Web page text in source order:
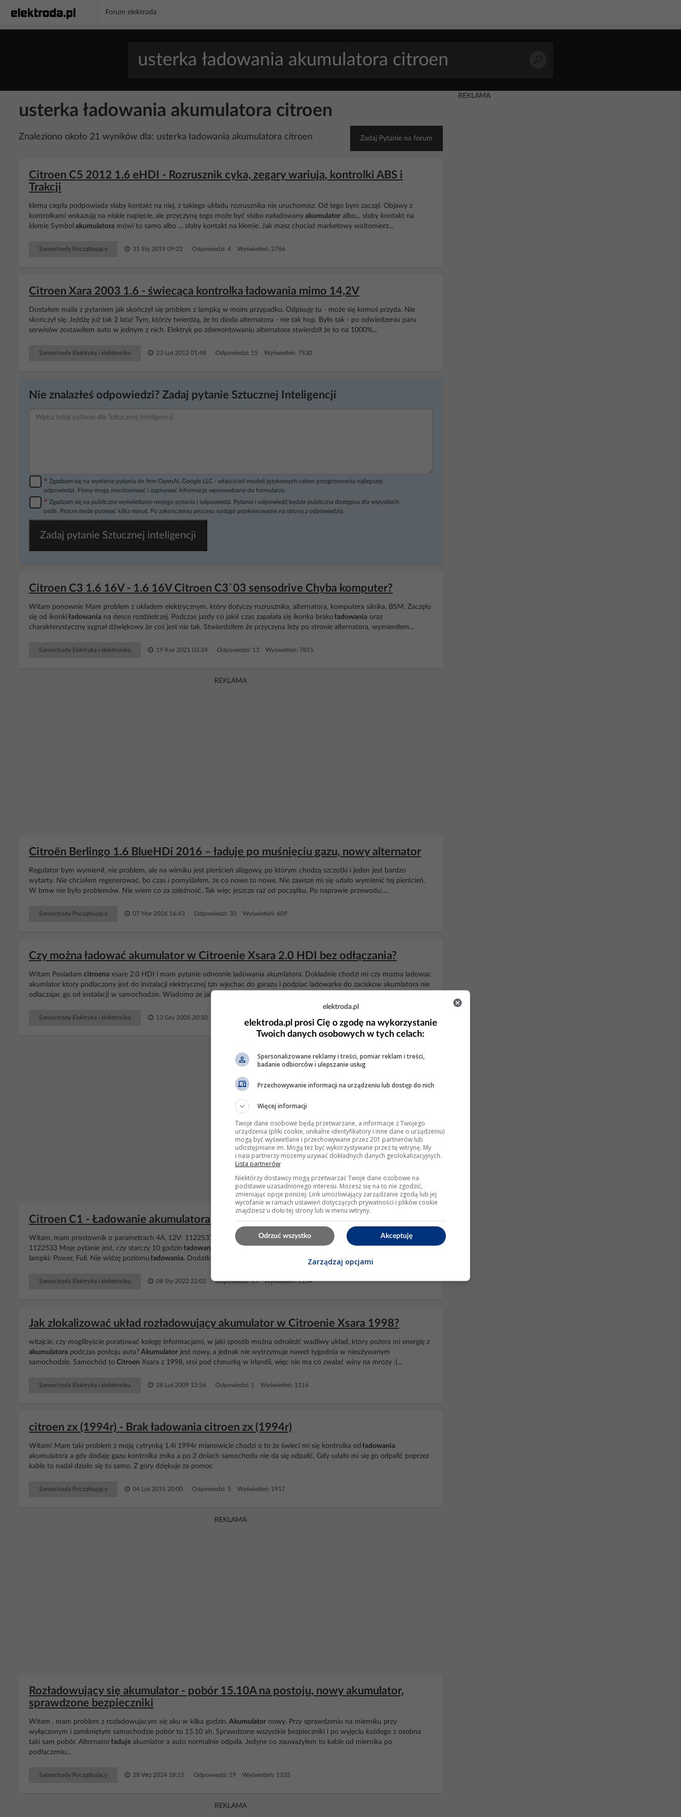
Forum elektroda
usterka ładowania akumulatora citroen
Znaleziono około 21 wyników dla: usterka ładowania akumulatora citroen Zadaj Pytanie na forum
Citroen C5 2012 1.6 eHDI - Rozrusznik cyka, zegary wariują, kontrolki ABS i
Trakcji
klema ciepła podpowiada słaby kontakt na niej, z takiego układu rozrusznika nie uruchomisz. Od tego bym zaczął. Objawy z
kontrolkami wskazują na niskie napięcie, ale przyczyną tego może być słabo naładowany akumulator albo... słaby kontakt na
klemie Symbol akumulatora mówi to samo albo ... słaby kontakt na klemie. Jak masz chociaż marketowy woltomierz...
Samochody Początkujący 31 Sty 2019 09:22 Odpowiedzi: 4 Wyświetleń: 2766
Citroen Xara 2003 1.6 - świecąca kontrolka ładowania mimo 14,2V
Dostałem maila z pytaniem jak skończył się problem z lampką w moim przypadku. Odpisuję tu - może się komuś przyda. Nie
skończył się. Jeżdżę już tak 2 lata! Tym, którzy twierdzą, że to dioda alternatora - nie tak hop. Było tak - po odwiedzeniu paru
serwisów zostawiłem auto w jednym z nich. Elektryk po zdemontowaniu alternatora stwierdził że to na 1000%...
Samochody Elektryka i elektronika 23 Lut 2012 01:48 Odpowiedzi: 15 Wyświetleń: 7530
Nie znalazłeś odpowiedzi? Zadaj pytanie Sztucznej Inteligencji
* Zgadzam się na wysłanie pytania do firm OpenAI, Google LLC - właścicieli modeli językowych celem przygotowania najlepszej
odpowiedzi. Firmy mogą monitorować i zapisywać informacje wprowadzane do formularza.
* Zgadzam się na publiczne wyświetlanie mojego pytania i odpowiedzi. Pytanie i odpowiedź będzie publiczna dostępna dla wszystkich
osób. Proces może potrwać kilka minut. Po zakończeniu procesu nastąpi przekierowanie na stronę z odpowiedzią.
Zadaj pytanie Sztucznej inteligencji
Citroen C3 1.6 16V - 1.6 16V Citroen C3`03 sensodrive Chyba komputer?
Witam ponownie Mam problem z układem elektrycznym, który dotyczy rozrusznika, alternatora, komputera silnika, BSM. Zaczęło
się od ikonki ładowania na desce rozdzielczej. Podczas jazdy co jakiś czas zapalała się ikonka braku ładowania oraz
charakterystyczny sygnał dźwiękowy że coś jest nie tak. Stwierdziłem że przyczyna leży po stronie alternatora, wymieniłem...
Samochody Elektryka i elektronika 19 Kwi 2021 03:24 Odpowiedzi: 13 Wyświetleń: 7815
REKLAMA
Citroën Berlingo 1.6 BlueHDi 2016 – ładuje po muśnięciu gazu, nowy alternator
Regulator bym wymienił, nie problem, ale na wirniku jest pierścień slizgowy, po którym chodzą szczotki i jeden jest bardzo
wytarty. Nie chciałem regenerować, bo czas i pomyślałem, że co nowe to nowe. Nie zawsze mi się udało wymienić tej pierścień.
W bmw nie było problemów. Nie wiem co za zależność. Tak więc jeszcze raz od początku. Po naprawie przewodu:...
Samochody Początkujący 07 Mar 2026 16:43 Odpowiedzi: 30 Wyświetleń: 609
Czy można ładować akumulator w Citroenie Xsara 2.0 HDI bez odłączania?
Witam Posiadam citroena xsare 2.0 HDI i mam pytanie odnosnie ladowania akumlatora. Dokladnie chodzi mi czy mozna ladowac
akumlator ktory podlaczony jest do instalacji elektrycznej tzn wjechac do garazu i podpiac ladowarke do zaciskow akumlatora nie
odlaczajac go od instalacji w samochodzie. Wiadomo ze jak go odlacze to i radio i pewnie zegar sie rozprogramuja....
Samochody Elektryka i elektronika 13 Gru 2005 20:50 Odpowiedzi: 6 Wyświetleń: 1631
Citroen C1 - Ładowanie akumulatora - jak długo powinienem ładować?
Witam, mam prostownik o parametrach 4A, 12V: 1122537 Akumulator
ma parametry 50Ah, 12V, 44A. Jak na zdjęciu poniżej:
1122533 Moje pytanie jest, czy starczy 10 godzin ładowania
lampki: Power, Full. Nie widzę poziomu ładowania. Dodatkowo dodam, że sprawdzałem w czwartek 30 grudnia napięcie...
Samochody Elektryka i elektronika 08 Sty 2022 22:02 Odpowiedzi: 15 Wyświetleń: 1134
Jak zlokalizować układ rozładowujący akumulator w Citroenie Xsara 1998?
witajcie, czy moglibyście poratować kolegę informacjami, w jaki sposób można odnaleźć wadliwy układ, który pożera mi energię z
akumulatora podczas postoju auta? Akumulator jest nowy, a jednak nie wytrzymuje nawet tygodnia w nieużywanym
samochodzie. Samochód to Citroen Xsara z 1998, stoi pod chmurką w Irlandii, więc nie ma co zwalać winy na mrozy :(...
Samochody Elektryka i elektronika 28 Lut 2009 13:56 Odpowiedzi: 1 Wyświetleń: 1116
citroen zx (1994r) - Brak ładowania citroen zx (1994r)
Witam! Mam taki problem z moją cytrynką 1,4i 1994r mianowicie chodzi o to że świeci mi się kontrolka od ładowania
akumulatora a gdy dodaję gazu kontrolka znika a po 2 dniach samochodu nie da się odpalić. Gdy udało mi się go odpalić poprzez
kable to nadal działo się to samo. Z góry dziękuje za pomoc
Samochody Początkujący 04 Lut 2015 20:00 Odpowiedzi: 5 Wyświetleń: 1917
REKLAMA
Rozładowujący się akumulator - pobór 15.10A na postoju, nowy akumulator,
sprawdzone bezpieczniki
Witam , mam problem z rozladowujacym się aku w kilka godzin. Akumulator nowy. Przy sprawdzeniu na mierniku przy
wyłączonym i zamkniętym samochodzie pobór to 15.10 ah. Sprawdzone wszystkie bezpieczniki i po wyjęciu każdego z osobna
taki sam pobór. Alternatorładuje akumlator a auto normalnie odpala. Jedyne co zauważyłem to kable od miernika po
podłączeniu...
Samochody Początkujący 28 Wrz 2024 18:15 Odpowiedzi: 19 Wyświetleń: 1335
REKLAMA
REKLAMA
elektroda.pl
elektroda.pl prosi Cię o zgodę na wykorzystanie
Twoich danych osobowych w tych celach:
Spersonalizowane reklamy i treści, pomiar reklam i treści,
badanie odbiorców i ulepszanie usług
Przechowywanie informacji na urządzeniu lub dostęp do nich
Więcej informacji
Twoje dane osobowe będą przetwarzane, a informacje z Twojego
urządzenia (pliki cookie, unikalne identyfikatory i inne dane o urządzeniu)
mogą być wyświetlane i przechowywane przez 201 partnerów lub
udostępniane im. Mogą też być wykorzystywane przez tę witrynę. My
i nasi partnerzy możemy używać dokładnych danych geolokalizacyjnych.
Lista partnerów
Niektórzy dostawcy mogą przetwarzać Twoje dane osobowe na
podstawie uzasadnionego interesu. Możesz się na to nie zgodzić,
zmieniając opcje poniżej. Link umożliwiający zarządzanie zgodą lub jej
wycofanie w ramach ustawień dotyczących prywatności i plików cookie
znajdziesz u dołu tej strony lub w menu witryny.
Akceptuję
Odrzuć wszystko
Zarządzaj opcjami